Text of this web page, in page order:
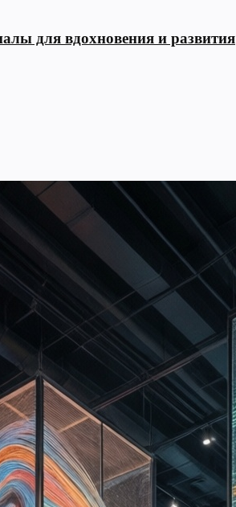
для вдохновения и развития